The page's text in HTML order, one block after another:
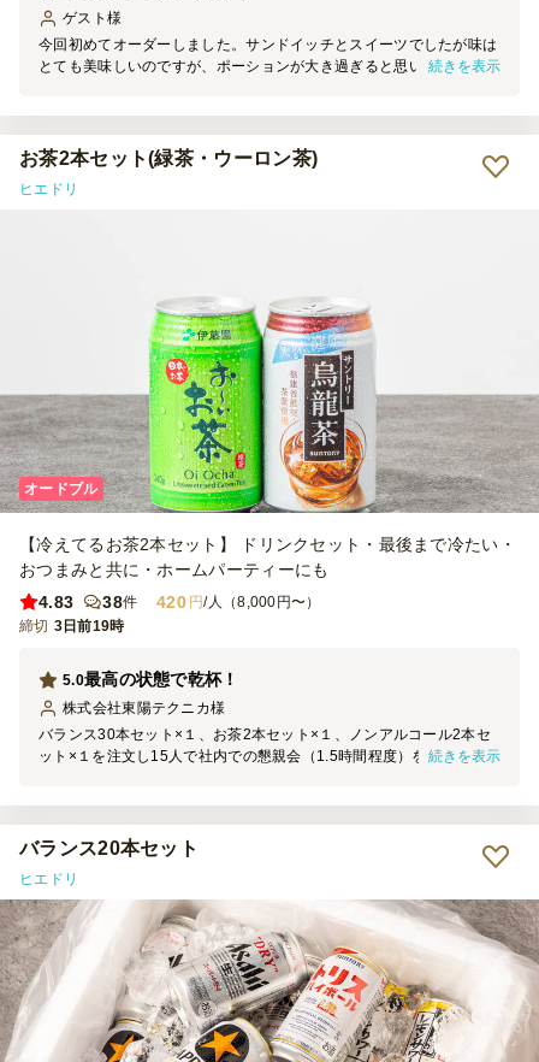
ゲスト 様
今回初めてオーダーしました。サンドイッチとスイーツでしたが味は
とても美味しいのですが、ポーションが大き過ぎると思いました。サ
した。スイーツのマフィンなども大き過ぎると感じました
続きを表示
お茶2本セット(緑茶・ウーロン茶)
ヒエドリ
オードブル
【冷えてるお茶2本セット】 ドリンクセット・最後まで冷たい・
おつまみと共に・ホームパーティーにも
4.83
38件 420 円/人（8,000円〜）
締切 3日前19時
最高の状態で乾杯！
5.0
株式会社東陽テクニカ様
バランス30本セット×１、お茶2本セット×１、ノンアルコール2本セ
ット×１を注文し15人で社内での懇親会（1.5時間程度）を行いまし
状態は 暑いこの季節、最高に美味しそうに見えます。また利用させ
ていただきます。
続きを表示
バランス20本セット
ヒエドリ